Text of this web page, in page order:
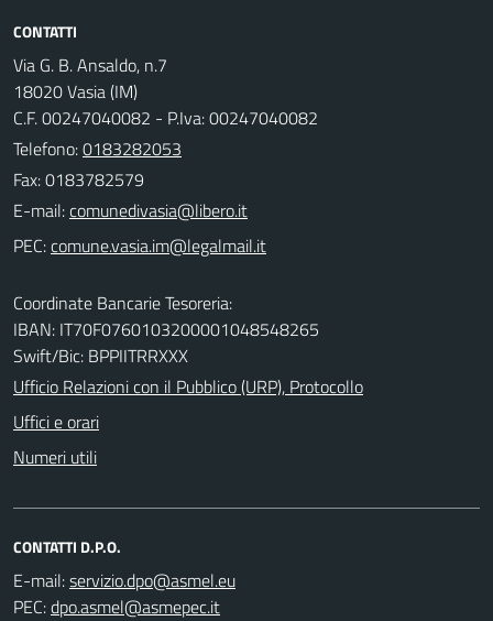
CONTATTI
Via G. B. Ansaldo, n.7
18020 Vasia (IM)
C.F. 00247040082 - P.Iva: 00247040082
Telefono:0183282053
Fax: 0183782579
E-mail:
PEC:
Coordinate Bancarie Tesoreria:
IBAN: IT70F0760103200001048548265
Swift/Bic: BPPIITRRXXX
Ufficio Relazioni con il Pubblico (URP), Protocollo
Uffici e orari
Numeri utili
CONTATTI D.P.O.
E-mail:
PEC: